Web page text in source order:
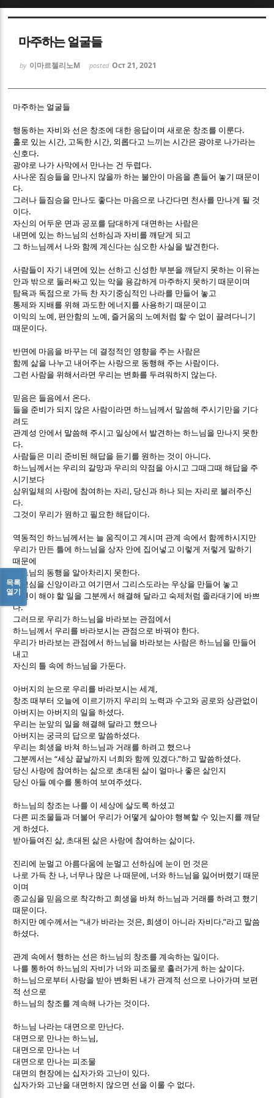
마주하는 얼굴들
by 이마르첼리노M posted Oct 21, 2021
마주하는 얼굴들
행동하는 자비와 선은 창조에 대한 응답이며 새로운 창조를 이룬다.
홀로 있는 시간, 고독한 시간, 외롭다고 느끼는 시간은 광야로 나가라는
신호다.
광야로 나가 사막에서 만나는 건 두렵다.
사나운 짐승들을 만나지 않을까 하는 불안이 마음을 흔들어 놓기 때문이
다.
그러나 들짐승을 만나도 좋다는 마음으로 나간다면 천사를 만나게 될 것
이다.
자신의 어두운 면과 공포를 담대하게 대면하는 사람은
내면에 있는 하느님의 선하심과 자비를 깨닫게 되고
그 하느님께서 나와 함께 계신다는 심오한 사실을 발견한다.
사람들이 자기 내면에 있는 선하고 신성한 부분을 깨닫지 못하는 이유는
안과 밖으로 둘러싸고 있는 악을 용감하게 마주하지 못하기 때문이며
탐욕과 독점으로 가득 찬 자기중심적인 나라를 만들어 놓고
통제와 지배를 위해 과도한 에너지를 사용하기 때문이고
이익의 노예 , 편안함의 노예 , 즐거움의 노예처럼 할 수 없이 끌려다니기
때문이다.
반면에 마음을 바꾸는 데 결정적인 영향을 주는 사람은
함께 삶을 나누고 내어주는 사랑으로 동행해 주는 사람이다.
그런 사람을 위해서라면 우리는 변화를 두려워하지 않는다.
믿음은 들음에서 온다.
들을 준비가 되지 않은 사람이라면 하느님께서 말씀해 주시기만을 기다
려도
관계성 안에서 말씀해 주시고 일상에서 발견하는 하느님을 만나지 못한
다.
사람들은 미리 준비된 해답을 듣기를 원하는 것이 아니다.
하느님께서는 우리의 갈망과 우리의 약점을 아시고 그때그때 해답을 주
시기보다
삼위일체의 사랑에 참여하는 자리 , 당신과 하나 되는 자리로 불러주신
다.
그것이 우리가 원하고 필요한 해답이다.
역동적인 하느님께서는 늘 움직이고 계시며 관계 속에서 함께하시지만
우리가 만든 틀에 하느님을 상자 안에 집어넣고 이렇게 저렇게 말하기
때문에
하느님의 동행을 알아차리지 못한다.
종교심을 신앙이라고 여기면서 그리스도라는 우상을 만들어 놓고
자신이 해야 할 일을 그분께서 해결해 달라고 숙제처럼 졸라대기에 바쁘
다.
그러므로 우리가 하느님을 바라보는 관점에서
하느님께서 우리를 바라보시는 관점으로 바꿔야 한다.
우리가 바라보는 관점에서 하느님을 바라보는 사람은 하느님을 만들어
내고
자신의 틀 속에 하느님을 가둔다.
아버지의 눈으로 우리를 바라보시는 세계 ,
창조 때부터 오늘에 이르기까지 우리의 노력과 수고와 공로와 상관없이
아버지는 아버지의 일을 하셨다.
우리는 눈앞의 일을 해결해 달라고 했으나
아버지는 궁극의 답으로 말씀하셨다.
우리는 희생을 바쳐 하느님과 거래를 하려고 했으나
그분께서는“세상 끝날까지 너희와 함께 있겠다.”하고 말씀하셨다.
당신 사랑에 참여하는 삶으로 초대된 삶이 얼마나 좋은 삶인지
당신 아들 예수를 통하여 보여주셨다.
하느님의 창조는 나를 이 세상에 살도록 하셨고
다른 피조물들과 더불어 우리가 어떻게 살아야 행복할 수 있는지를 깨닫
게 하셨다.
받아들여진 삶, 초대된 삶은 사랑에 참여하는 삶이다.
진리에 눈멀고 아름다움에 눈멀고 선하심에 눈이 먼 것은
나로 가득 찬 나, 너무나 많은 나 때문에 , 너와 하느님을 잃어버렸기 때문
이며
종교심을 믿음으로 착각하고 희생을 바쳐 하느님과 거래를 하려고 했기
때문이다.
하지만 예수께서는“내가 바라는 것은, 희생이 아니라 자비다.”라고 말씀
하셨다.
관계 속에서 행하는 선은 하느님의 창조를 계속하는 일이다.
나를 통하여 하느님의 자비가 너와 피조물로 흘러가게 하는 삶이다.
하느님으로부터 사랑을 받아 변화된 내가 관계적 선으로 나아가며 보편
적 선으로
하느님의 창조를 계속해 나가는 것이다.
하느님 나라는 대면으로 만난다.
대면으로 만나는 하느님 ,
대면으로 만나는 너
대면으로 만나는 피조물
대면의 현장에는 십자가와 고난이 있다.
십자가와 고난을 대면하지 않으면 선을 이룰 수 없다.
목록
열기
Sketchbook5, 스케치북5
Sketchbook5, 스케치북5
Sketchbook5, 스케치북5
Sketchbook5, 스케치북5